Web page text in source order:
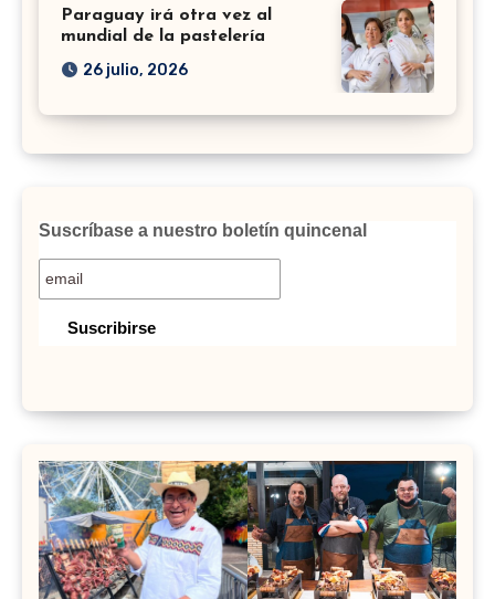
Paraguay irá otra vez al
mundial de la pastelería
26 julio, 2026
Suscríbase a nuestro boletín quincenal